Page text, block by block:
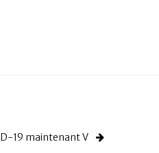
19 maintenant V